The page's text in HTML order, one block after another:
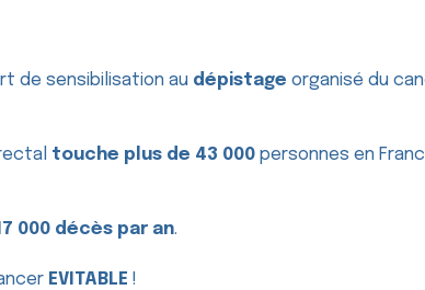
de sensibilisation au dépistage organisé du
touche plus de 43 000 personnes en
000 décès par an.
EVITABLE !